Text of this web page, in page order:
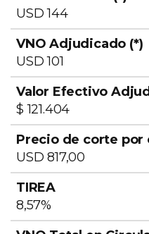
USD 144
USD 101
$ 121.404
USD 817,00
8,57%